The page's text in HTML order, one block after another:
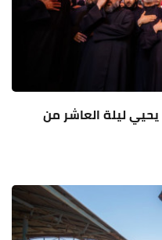
ليلة العاشر من